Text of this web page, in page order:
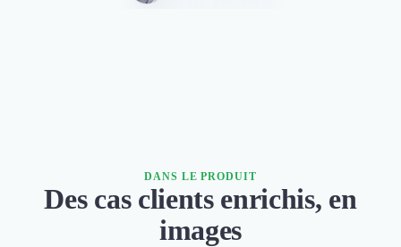
DANS LE PRODUIT
Des cas clients enrichis, en
images